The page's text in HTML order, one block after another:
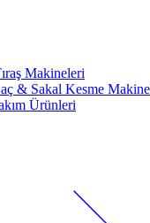
Makineleri
& Sakal Kesme
Ürünleri